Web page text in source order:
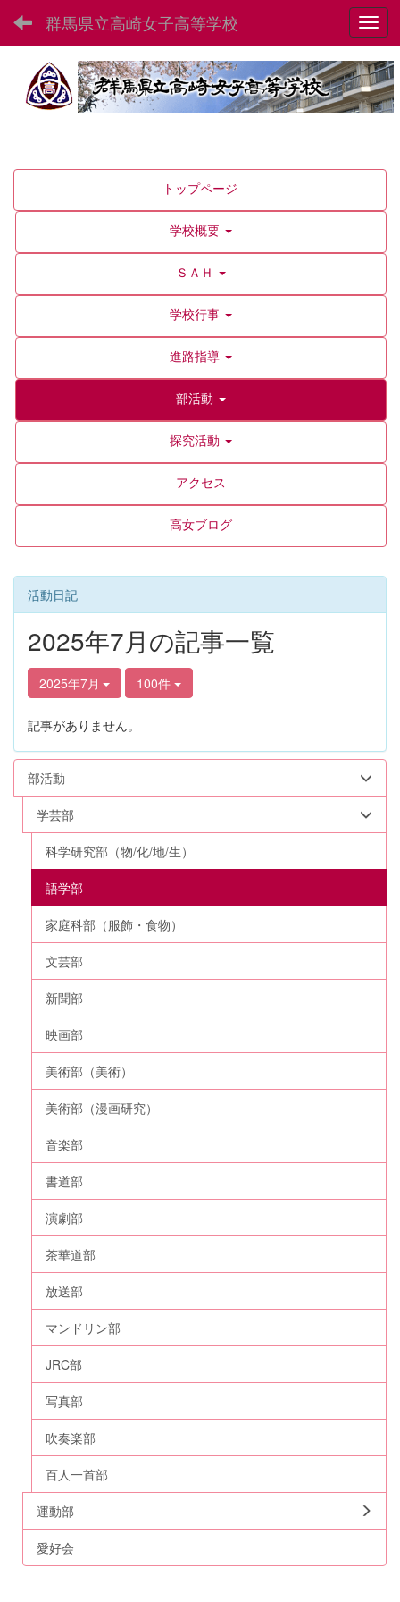
群馬県立高崎女子高等学校
トップページ
学校概要
ＳＡＨ
学校行事
進路指導
部活動
探究活動
アクセス
高女ブログ
活動日記
2025年7月の記事一覧
2025年7月 100件
記事がありません。
部活動
学芸部
科学研究部（物/化/地/生）
語学部
家庭科部（服飾・食物）
文芸部
新聞部
映画部
美術部（美術）
美術部（漫画研究）
音楽部
書道部
演劇部
茶華道部
放送部
マンドリン部
JRC部
写真部
吹奏楽部
百人一首部
運動部
愛好会